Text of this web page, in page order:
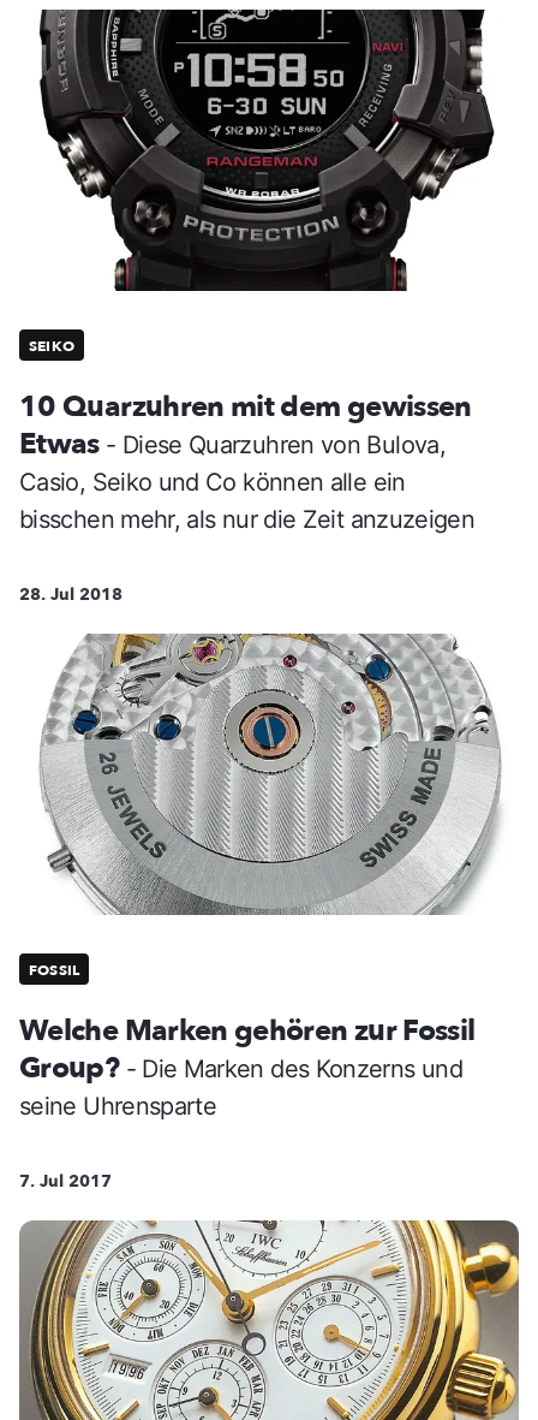
SEIKO
10 Quarzuhren mit dem gewissen
Etwas - Diese Quarzuhren von Bulova,
Casio, Seiko und Co können alle ein
bisschen mehr, als nur die Zeit anzuzeigen
28. Jul 2018
FOSSIL
Welche Marken gehören zur Fossil
Group? - Die Marken des Konzerns und
seine Uhrensparte
7. Jul 2017